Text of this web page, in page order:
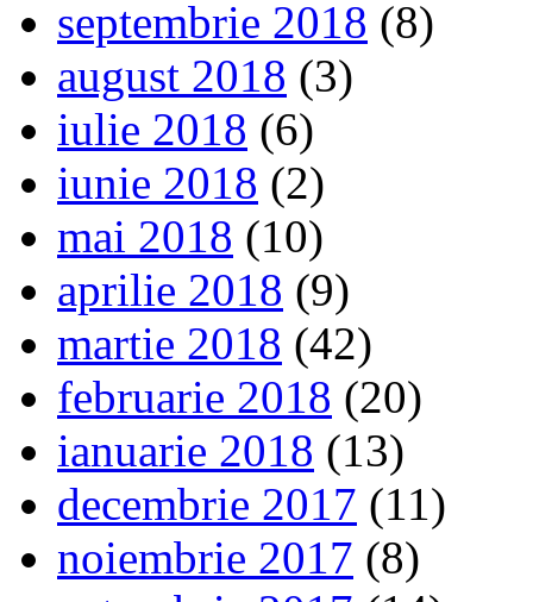
septembrie 2018 (8)
august 2018 (3)
iulie 2018 (6)
iunie 2018 (2)
mai 2018 (10)
aprilie 2018 (9)
martie 2018 (42)
februarie 2018 (20)
ianuarie 2018 (13)
decembrie 2017 (11)
noiembrie 2017 (8)